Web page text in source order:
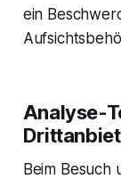
ein
Analyse-
Beim Besuch